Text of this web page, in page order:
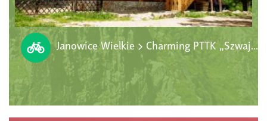
Janowice Wielkie > Charming PTTK „Szwajcarka” > Radomierz